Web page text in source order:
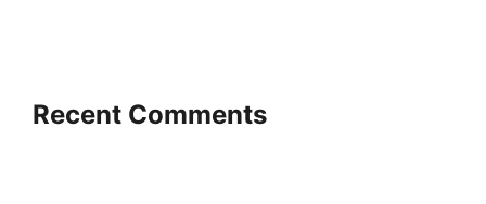
Recent Comments